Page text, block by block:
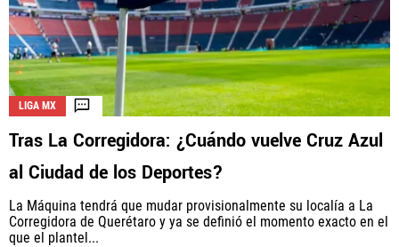
LIGA MX
Tras La Corregidora: ¿Cuándo vuelve Cruz Azul
al Ciudad de los Deportes?
La Máquina tendrá que mudar provisionalmente su localía a La
Corregidora de Querétaro y ya se definió el momento exacto en el
que el plantel...